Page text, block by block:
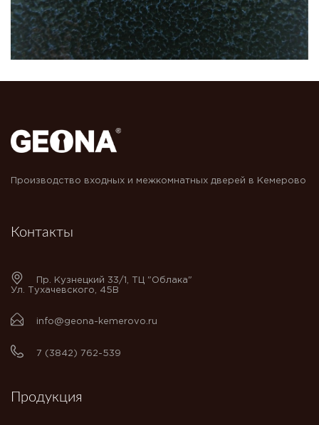
Производство входных и межкомнатных дверей в Кемерово
Контакты
Пр. Кузнецкий 33/1, ТЦ "Облака"
Ул. Тухачевского, 45В
info@geona-kemerovo.ru
7 (3842) 762-539
Продукция